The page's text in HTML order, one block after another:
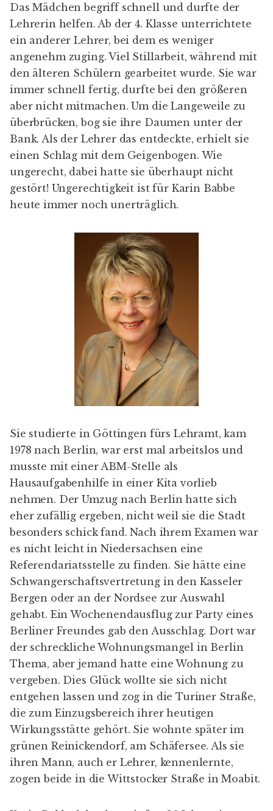
Das Mädchen begriff schnell und durfte der
Lehrerin helfen. Ab der 4. Klasse unterrichtete
ein anderer Lehrer, bei dem es weniger
angenehm zuging. Viel Stillarbeit, während mit
den älteren Schülern gearbeitet wurde. Sie war
immer schnell fertig, durfte bei den größeren
aber nicht mitmachen. Um die Langeweile zu
überbrücken, bog sie ihre Daumen unter der
Bank. Als der Lehrer das entdeckte, erhielt sie
einen Schlag mit dem Geigenbogen. Wie
ungerecht, dabei hatte sie überhaupt nicht
gestört! Ungerechtigkeit ist für Karin Babbe
heute immer noch unerträglich.
Sie studierte in Göttingen fürs Lehramt, kam
1978 nach Berlin, war erst mal arbeitslos und
musste mit einer ABM-Stelle als
Hausaufgabenhilfe in einer Kita vorlieb
nehmen. Der Umzug nach Berlin hatte sich
eher zufällig ergeben, nicht weil sie die Stadt
besonders schick fand. Nach ihrem Examen war
es nicht leicht in Niedersachsen eine
Referendariatsstelle zu finden. Sie hätte eine
Schwangerschaftsvertretung in den Kasseler
Bergen oder an der Nordsee zur Auswahl
gehabt. Ein Wochenendausflug zur Party eines
Berliner Freundes gab den Ausschlag. Dort war
der schreckliche Wohnungsmangel in Berlin
Thema, aber jemand hatte eine Wohnung zu
vergeben. Dies Glück wollte sie sich nicht
entgehen lassen und zog in die Turiner Straße,
die zum Einzugsbereich ihrer heutigen
Wirkungsstätte gehört. Sie wohnte später im
grünen Reinickendorf, am Schäfersee. Als sie
ihren Mann, auch er Lehrer, kennenlernte,
zogen beide in die Wittstocker Straße in Moabit.